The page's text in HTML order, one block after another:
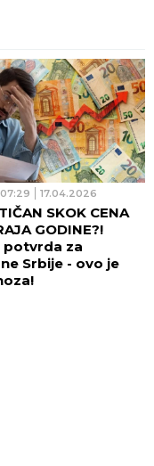
07:29 17.04.2026
SKOK CENA
GODINE?!
potvrda za
Srbije - ovo je